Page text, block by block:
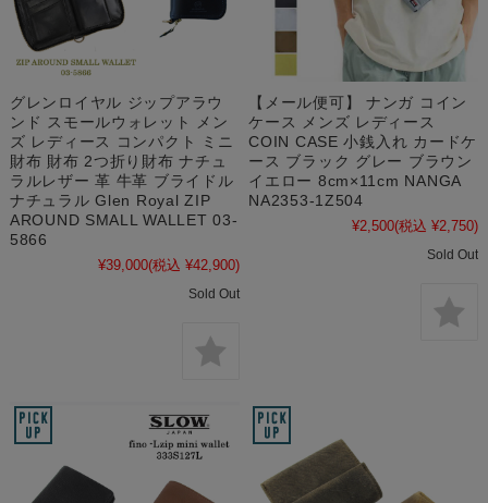
グレンロイヤル ジップアラウ
ンド スモールウォレット メン
ズ レディース コンパクト ミニ
財布 財布 2つ折り財布 ナチュ
ラルレザー 革 牛革 ブライドル
ナチュラル Glen Royal ZIP
AROUND SMALL WALLET 03-
5866
¥39,000(税込 ¥42,900)
Sold Out
【メール便可】 ナンガ コイン
ケース メンズ レディース
COIN CASE 小銭入れ カードケ
ース ブラック グレー ブラウン
イエロー 8cm×11cm NANGA
NA2353-1Z504
¥2,500(税込 ¥2,750)
Sold Out